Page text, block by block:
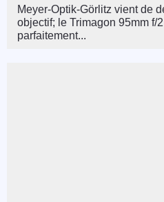
Meyer-Optik-Görlitz vient de
objectif; le Trimagon 95mm f/
parfaitement...